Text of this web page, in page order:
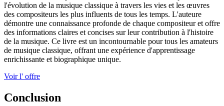
l'évolution de la musique classique à travers les vies et les œuvres
des compositeurs les plus influents de tous les temps. L'auteure
démontre une connaissance profonde de chaque compositeur et offre
des informations claires et concises sur leur contribution à l'histoire
de la musique. Ce livre est un incontournable pour tous les amateurs
de musique classique, offrant une expérience d'apprentissage
enrichissante et biographique unique.
Voir l' offre
Conclusion